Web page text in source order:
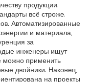
продукции.
всё строже.
Автоматизированные
и материала,
за
инженеры ищут
можно применить
двойники. Наконец,
на проекты